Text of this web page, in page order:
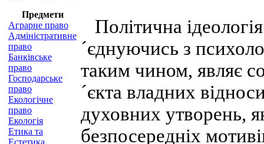
Предмети
Аграрне право
Адміністративне
право
Банківське
право
Господарське
право
Екологічне
право
Екологія
Етика та
Естетика
Політична
´єднуючись з
таким чином, являє
´єкта владних
духовних утворень,
безпосередніх